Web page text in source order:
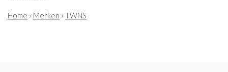
Home › Merken › TWNS